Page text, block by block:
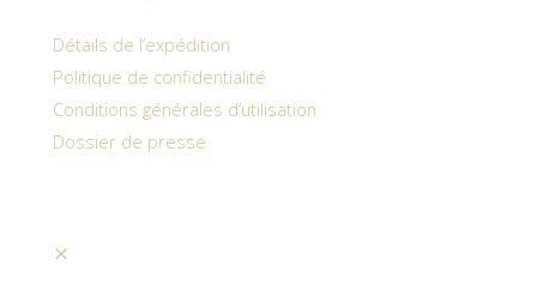
Détails de l’expédition
Politique de confidentialité
Conditions générales d’utilisation
Dossier de presse